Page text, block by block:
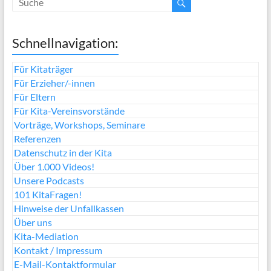
Schnellnavigation:
Für Kitaträger
Für Erzieher/-innen
Für Eltern
Für Kita-Vereinsvorstände
Vorträge, Workshops, Seminare
Referenzen
Datenschutz in der Kita
Über 1.000 Videos!
Unsere Podcasts
101 KitaFragen!
Hinweise der Unfallkassen
Über uns
Kita-Mediation
Kontakt / Impressum
E-Mail-Kontaktformular